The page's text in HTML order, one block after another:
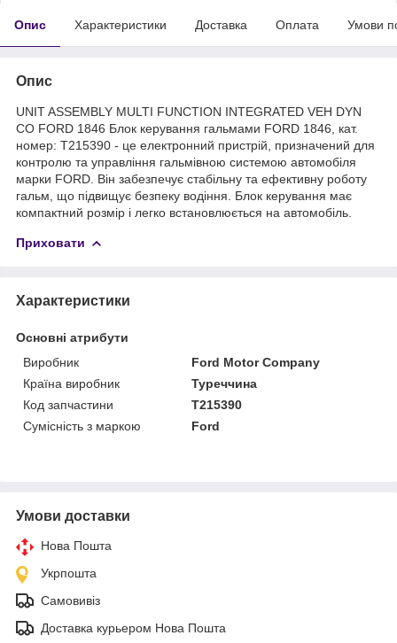
Опис Характеристики Доставка Оплата Умови
Опис
UNIT ASSEMBLY MULTI FUNCTION INTEGRATED VEH DYN
CO FORD 1846 Блок керування гальмами FORD 1846, кат.
номер: T215390 - це електронний пристрій, призначений для
контролю та управління гальмівною системою автомобіля
марки FORD. Він забезпечує стабільну та ефективну роботу
гальм, що підвищує безпеку водіння. Блок керування має
компактний розмір і легко встановлюється на автомобіль.
Приховати
Характеристики
Основні атрибути
Виробник
Ford Motor Company
Країна виробник
Туреччина
Код запчастини
T215390
Сумісність з маркою
Ford
Умови доставки
Нова Пошта
Укрпошта
Самовивіз
Доставка курьером Нова Пошта